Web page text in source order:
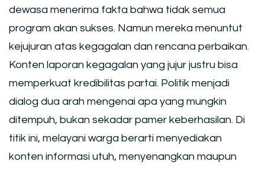
dewasa menerima fakta bahwa tidak semua
program akan sukses. Namun mereka menuntut
kejujuran atas kegagalan dan rencana perbaikan.
Konten laporan kegagalan yang jujur justru bisa
memperkuat kredibilitas partai. Politik menjadi
dialog dua arah mengenai apa yang mungkin
ditempuh, bukan sekadar pamer keberhasilan. Di
titik ini, melayani warga berarti menyediakan
konten informasi utuh, menyenangkan maupun